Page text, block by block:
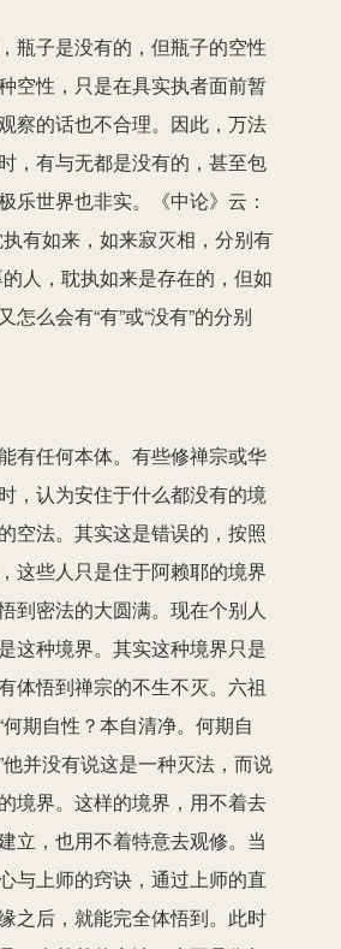
瓶子是没有的，但瓶子的空性
空性，只是在具实执者面前暂
察的话也不合理。因此，万法
，有与无都是没有的，甚至包
乐世界也非实。《中论》云：
有如来，如来寂灭相，分别有
人，耽执如来是存在的，但如
怎么会有“有”或“没有”的分别
有任何本体。有些修禅宗或华
，认为安住于什么都没有的境
空法。其实这是错误的，按照
这些人只是住于阿赖耶的境界
到密法的大圆满。现在个别人
这种境界。其实这种境界只是
体悟到禅宗的不生不灭。六祖
期自性？本自清净。何期自
并没有说这是一种灭法，而说
境界。这样的境界，用不着去
立，也用不着特意去观修。当
与上师的窍诀，通过上师的直
之后，就能完全体悟到。此时